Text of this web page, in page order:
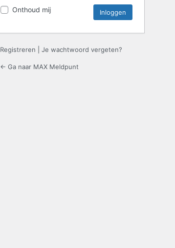
Onthoud mij
Registreren Je wachtwoord vergeten?
← Ga naar MAX Meldpunt